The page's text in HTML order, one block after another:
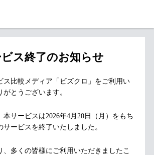
ス終了のお知らせ
ス比較メディア「ビズクロ」をご利用い
とうございます。
本サービスは2026年4月20日（月）をもち
サービスを終了いたしました。
、多くの皆様にご利用いただきましたこ